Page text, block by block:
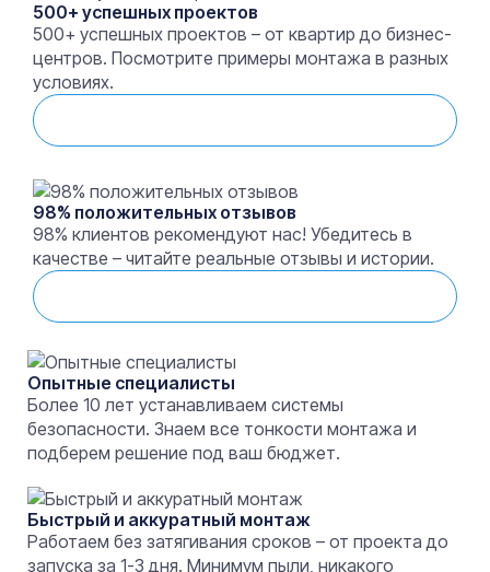
500+ успешных проектов
500+ успешных проектов – от квартир до бизнес-
центров. Посмотрите примеры монтажа в разных
условиях.
98% положительных отзывов
98% клиентов рекомендуют нас! Убедитесь в
качестве – читайте реальные отзывы и истории.
Опытные специалисты
Более 10 лет устанавливаем системы
безопасности. Знаем все тонкости монтажа и
подберем решение под ваш бюджет.
Быстрый и аккуратный монтаж
Работаем без затягивания сроков – от проекта до
запуска за 1-3 дня. Минимум пыли, никакого